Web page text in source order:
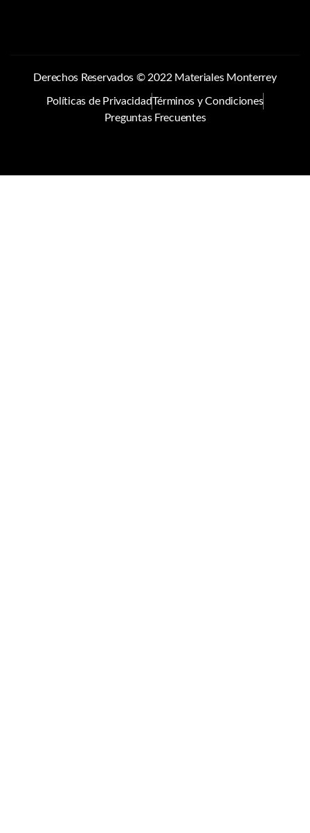
Derechos Reservados © 2022 Materiales Monterrey
Políticas de PrivacidadTérminos y Condiciones
Preguntas Frecuentes